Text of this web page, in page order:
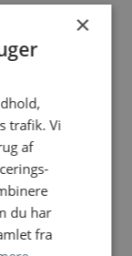
s-Radiograf
højt
i de
som
stadier af
×
trafik. Vi
af
du har
fra